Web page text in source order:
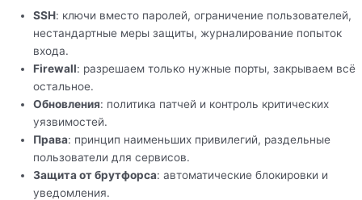
SSH: ключи вместо паролей, ограничение пользователей,
нестандартные меры защиты, журналирование попыток
входа.
Firewall: разрешаем только нужные порты, закрываем всё
остальное.
Обновления: политика патчей и контроль критических
уязвимостей.
Права: принцип наименьших привилегий, раздельные
пользователи для сервисов.
Защита от брутфорса: автоматические блокировки и
уведомления.